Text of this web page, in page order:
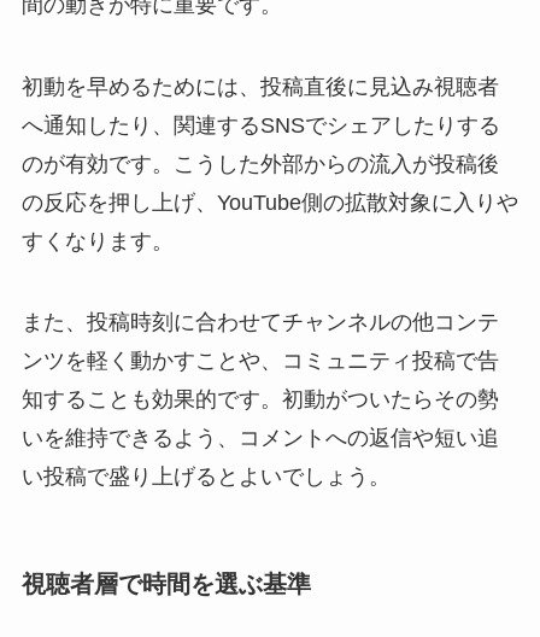
初動を早めるためには、投稿直後に見込み視聴者
へ通知したり、関連するSNSでシェアしたりする
のが有効です。こうした外部からの流入が投稿後
の反応を押し上げ、YouTube側の拡散対象に入りや
すくなります。
また、投稿時刻に合わせてチャンネルの他コンテ
ンツを軽く動かすことや、コミュニティ投稿で告
知することも効果的です。初動がついたらその勢
いを維持できるよう、コメントへの返信や短い追
い投稿で盛り上げるとよいでしょう。
視聴者層で時間を選ぶ基準